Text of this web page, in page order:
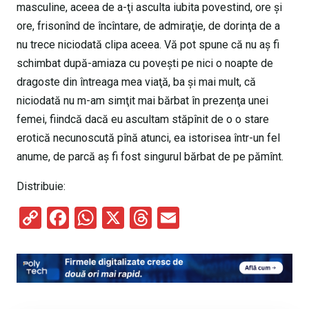
masculine, aceea de a-ţi asculta iubita povestind, ore şi
ore, frisonînd de încîntare, de admiraţie, de dorinţa de a
nu trece niciodată clipa aceea. Vă pot spune că nu aş fi
schimbat după-amiaza cu poveşti pe nici o noapte de
dragoste din întreaga mea viaţă, ba şi mai mult, că
niciodată nu m-am simţit mai bărbat în prezenţa unei
femei, fiindcă dacă eu ascultam stăpînit de o o stare
erotică necunoscută pînă atunci, ea istorisea într-un fel
anume, de parcă aş fi fost singurul bărbat de pe pămînt.
Distribuie:
C
py
Li
F
ce
b
W
at
s
X
T
e
a
ail